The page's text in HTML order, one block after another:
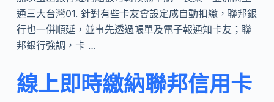
通三大台灣01. 針對有些卡友會設定成自動扣繳，聯邦銀
行也一併順延，並事先透過帳單及電子報通知卡友；聯
邦銀行強調，卡 …
線上即時繳納聯邦信用卡